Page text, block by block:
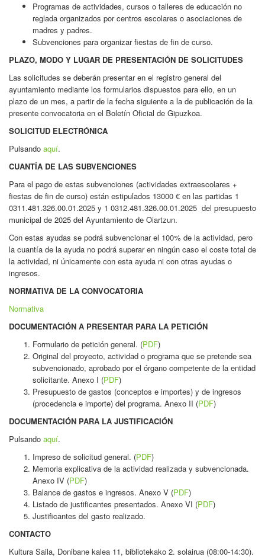
Programas de actividades, cursos o talleres de educación no
reglada organizados por centros escolares o asociaciones de
madres y padres.
Subvenciones para organizar fiestas de fin de curso.
PLAZO, MODO Y LUGAR DE PRESENTACIÓN DE SOLICITUDES
Las solicitudes se deberán presentar en el registro general del
ayuntamiento mediante los formularios dispuestos para ello, en un
plazo de un mes, a partir de la fecha siguiente a la de publicación de la
presente convocatoria en el Boletín Oficial de Gipuzkoa.
SOLICITUD ELECTRÓNICA
Pulsando aquí.
CUANTÍA DE LAS SUBVENCIONES
Para el pago de estas subvenciones (actividades extraescolares +
fiestas de fin de curso) están estipulados 13000 € en las partidas 1
0311.481.326.00.01.2025 y 1 0312.481.326.00.01.2025 del presupuesto
municipal de 2025 del Ayuntamiento de Oiartzun.
Con estas ayudas se podrá subvencionar el 100% de la actividad, pero
la cuantía de la ayuda no podrá superar en ningún caso el coste total de
la actividad, ni únicamente con esta ayuda ni con otras ayudas o
ingresos.
NORMATIVA DE LA CONVOCATORIA
Normativa
DOCUMENTACIÓN A PRESENTAR PARA LA PETICIÓN
Formulario de petición general. (PDF)
Original del proyecto, actividad o programa que se pretende sea
subvencionado, aprobado por el órgano competente de la entidad
solicitante. Anexo I (PDF)
Presupuesto de gastos (conceptos e importes) y de ingresos
(procedencia e importe) del programa. Anexo II (PDF)
DOCUMENTACIÓN PARA LA JUSTIFICACIÓN
Pulsando aquí.
Impreso de solicitud general. (PDF)
Memoria explicativa de la actividad realizada y subvencionada.
Anexo IV (PDF)
Balance de gastos e ingresos. Anexo V (PDF)
Listado de justificantes presentados. Anexo VI (PDF)
Justificantes del gasto realizado.
CONTACTO
Kultura Saila, Donibane kalea 11, bibliotekako 2. solairua (08:00-14:30).